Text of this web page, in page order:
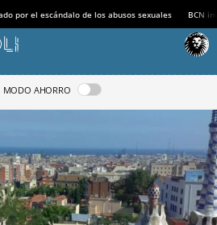
por el escándalo de los abusos sexuales BCN
MODO AHORRO